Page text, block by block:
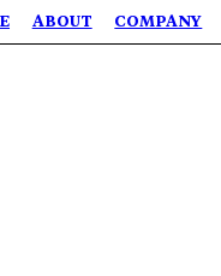
ABOUT COMPANY